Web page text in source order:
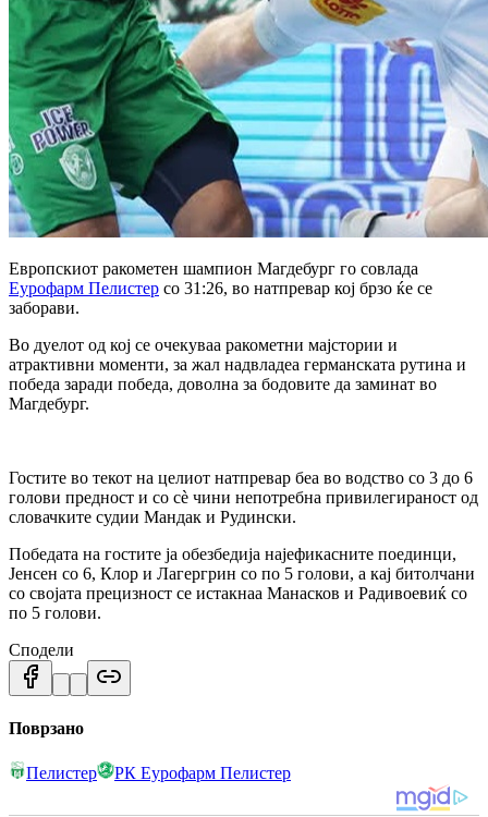
Европскиот ракометен шампион Магдебург го совлада
Еурофарм Пелистер со 31:26, во натпревар кој брзо ќе се
заборави.
Во дуелот од кој се очекуваа ракометни мајстории и
атрактивни моменти, за жал надвладеа германската рутина и
победа заради победа, доволна за бодовите да заминат во
Магдебург.
Гостите во текот на целиот натпревар беа во водство со 3 до 6
голови предност и со сè чини непотребна привилегираност од
словачките судии Мандак и Рудински.
Победата на гостите ја обезбедија најефикасните поединци,
Јенсен со 6, Клор и Лагергрин со по 5 голови, а кај битолчани
со својата прецизност се истакнаа Манасков и Радивоевиќ со
по 5 голови.
Сподели
Поврзано
Пелистер РК Еурофарм Пелистер